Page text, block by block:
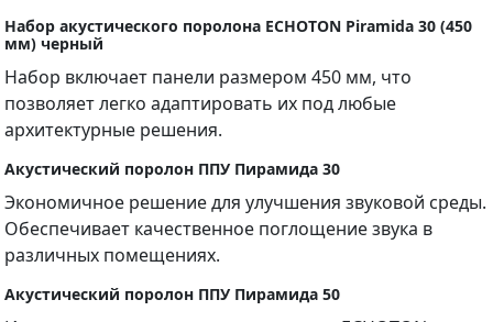
Набор акустического поролона ECHOTON Piramida 30 (450
мм) черный
Набор включает панели размером 450 мм, что
позволяет легко адаптировать их под любые
архитектурные решения.
Акустический поролон ППУ Пирамида 30
Экономичное решение для улучшения звуковой среды.
Обеспечивает качественное поглощение звука в
различных помещениях.
Акустический поролон ППУ Пирамида 50